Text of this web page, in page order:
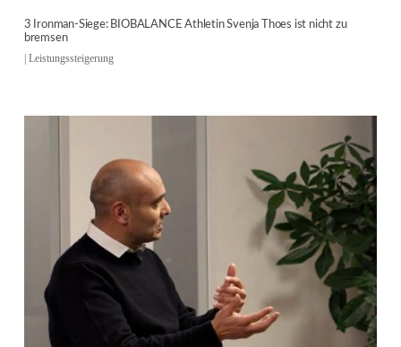
3 Ironman-Siege: BIOBALANCE Athletin Svenja Thoes ist nicht zu
bremsen
Leistungssteigerung